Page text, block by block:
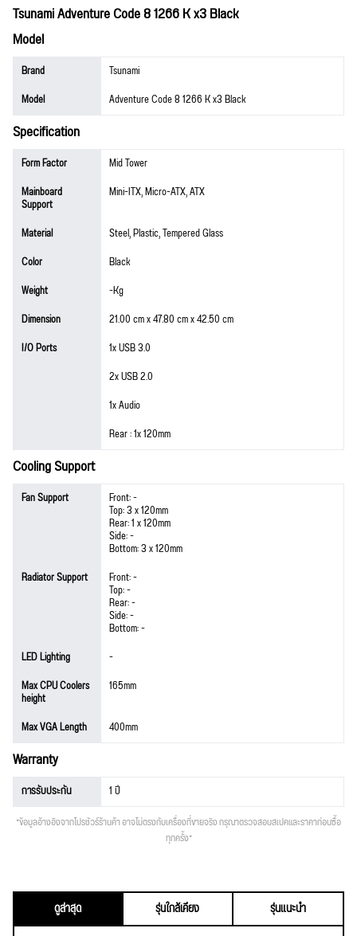
Tsunami Adventure Code 8 1266 K x3 Black
Model
Brand
Tsunami
Model
Adventure Code 8 1266 K x3 Black
Specification
Form Factor
Mid Tower
Mainboard
Support
Mini-ITX, Micro-ATX, ATX
Material
Steel, Plastic, Tempered Glass
Color
Black
Weight
-Kg
Dimension
21.00 cm x 47.80 cm x 42.50 cm
I/O Ports
1x USB 3.0
2x USB 2.0
1x Audio
Rear : 1x 120mm
Cooling Support
Fan Support Front: -
Top: 3 x 120mm
Rear: 1 x 120mm
Side: -
Bottom: 3 x 120mm
Radiator Support
Front: -
Top: -
Rear: -
Side: -
Bottom: -
LED Lighting
-
Max CPU Coolers
height
165mm
Max VGA Length 400mm
Warranty
การรับประกัน 1 ปี
*ข้อมูลอ้างอิงจากโปรชัวร์ร้านค้า อาจไม่ตรงกับเครื่องที่ขายจริง กรุณาตรวจสอบสเปคและราคาก่อนซื้อ
ทุกครั้ง*
ดูล่าสุด รุ่นใกล้เคียง
รุ่นแนะนำ